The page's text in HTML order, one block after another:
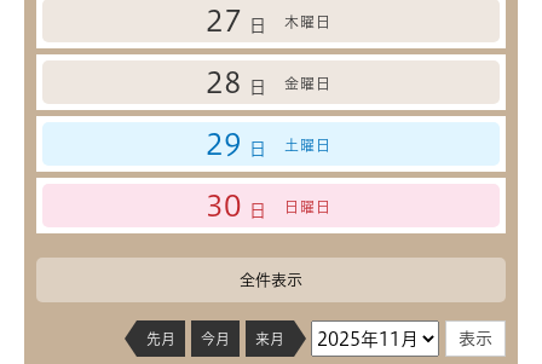
27 日 木曜日
28 日 金曜日
29 日 土曜日
30 日 日曜日
全件表示
先月 今月 来月